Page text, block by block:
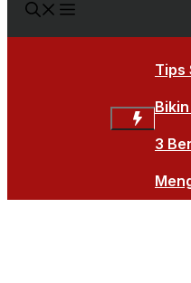
Tips
3